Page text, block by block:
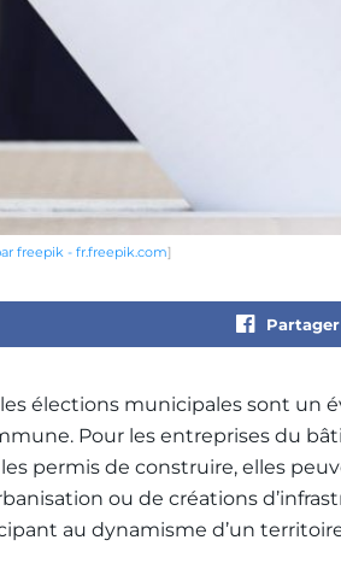
freepik - fr.freepik.com]
les élections municipales sont
Pour les entreprises du
permis de construire, elles
ou de créations
au dynamisme d’un